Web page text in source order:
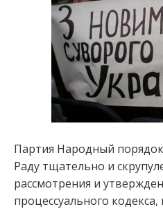
Партия Народный
Раду тщательно и
рассмотрения и
процессуального